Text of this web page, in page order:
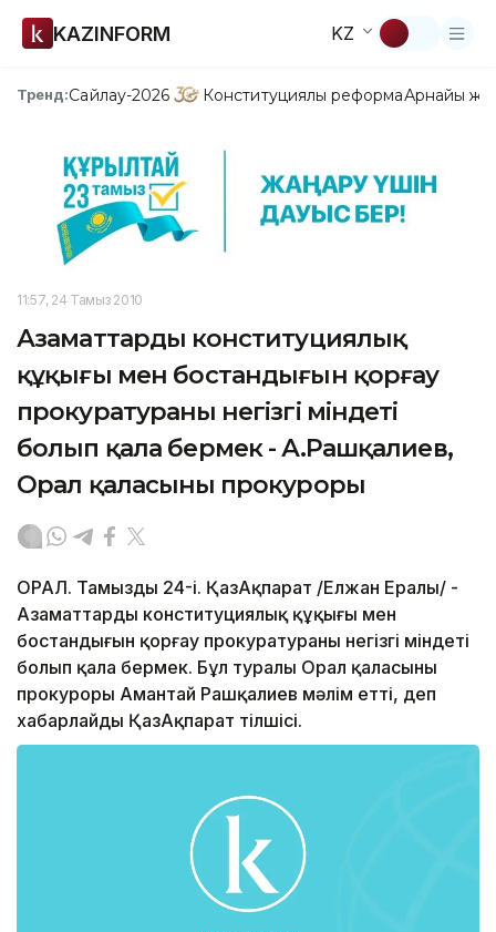
KAZINFORM KZ
Тренд:Сайлау-2026 Конституциялық реформаАрнайы
11:57, 24 Тамыз 2010
Азаматтардың конституциялық
құқығы мен бостандығын қорғау
прокуратураның негізгі міндеті
болып қала бермек - А.Рашқалиев,
Орал қаласының прокуроры
ОРАЛ. Тамыздың 24-і. ҚазАқпарат /Елжан Ералы/ -
Азаматтардың конституциялық құқығы мен
бостандығын қорғау прокуратураның негізгі міндеті
болып қала бермек. Бұл туралы Орал қаласының
прокуроры Амантай Рашқалиев мәлім етті, деп
хабарлайды ҚазАқпарат тілшісі.